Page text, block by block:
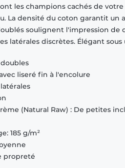
les champions cachés de
La densité du coton garantit
soulignent l'impression de
latérales discrètes. Élégant
liseré fin à l'encolure
(Natural Raw) : De petites
185 g/m²
propreté